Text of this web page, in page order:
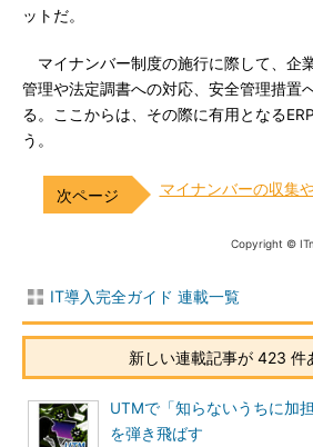
ットだ。
マイナンバー制度の施行に際して、企
管理や法定調書への対応、安全管理措置
る。ここからは、その際に有用となる
う。
マイナンバーの収集
Copyright ©
IT導入完全ガイド 連載一覧
新しい連載記事が 423 件
UTMで「知らないうちに加
を弾き飛ばす